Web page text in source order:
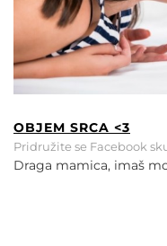
OBJEM SRCA <3
Pridružite se Facebook
Draga mamica, imaš